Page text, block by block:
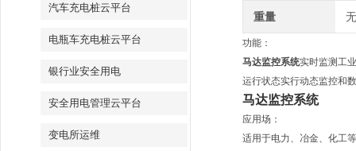
汽车充电桩云平台
电瓶车充电桩云平台
银行业安全用电
安全用电管理云平台
变电所运维
重量
功能：
马达监控系统实时监测工
运行状态实行动态监控和
马达监控系统
应用场：
适用于电力、冶金、化工